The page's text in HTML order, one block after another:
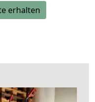
erhalten